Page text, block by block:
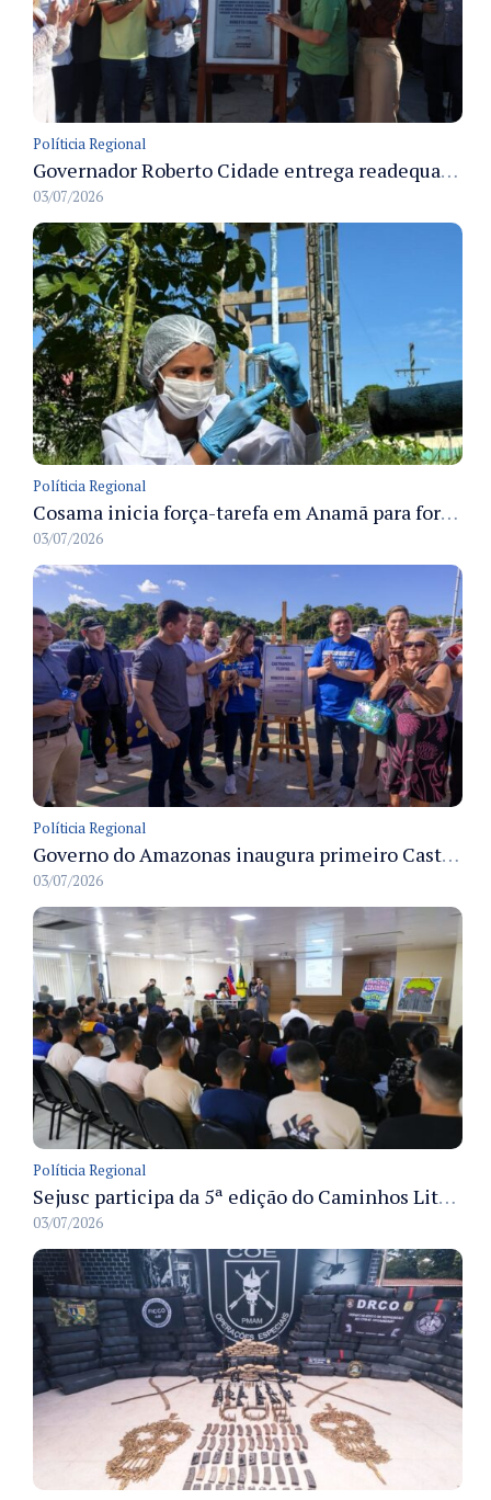
Políticia Regional
Governador Roberto Cidade entrega readequação do ambulatório da FCecon e amplia capacidade de atendimento oncológico em Manaus
03/07/2026
Políticia Regional
Cosama inicia força-tarefa em Anamã para fortalecer abastecimento de água e segurança hídrica da população
03/07/2026
Políticia Regional
Governo do Amazonas inaugura primeiro Castramóvel Fluvial para atendimento veterinário às comunidades ribeirinhas e castração gratuita
03/07/2026
Políticia Regional
Sejusc participa da 5ª edição do Caminhos Literários com foco na cultura hip-hop nas unidades socioeducativas
03/07/2026